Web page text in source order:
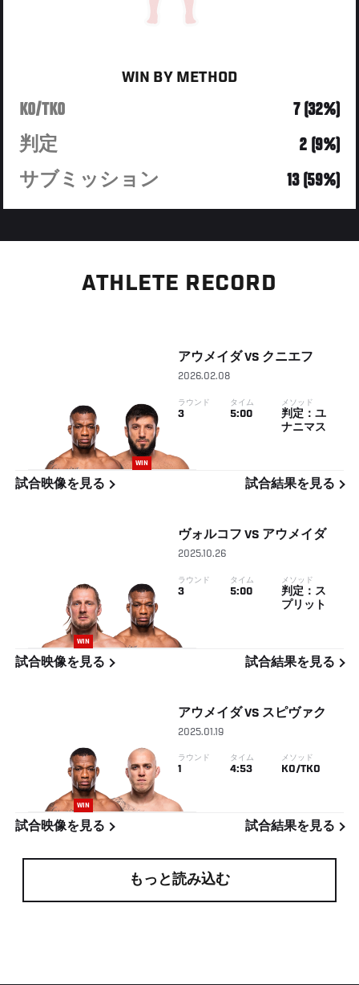
WIN BY METHOD
KO/TKO
7 (32%)
判定
2 (9%)
サブミッション
13 (59%)
ATHLETE RECORD
WIN
アウメイダ VS クニエフ
2026.02.08
ラウンド
3
タイム
5:00
メソッド
判定：ユ
ナニマス
試合映像を見る 試合結果を見る
WIN
ヴォルコフ VS アウメイダ
2025.10.26
ラウンド
3
タイム
5:00
メソッド
判定：ス
プリット
試合映像を見る 試合結果を見る
WIN
アウメイダ VS スピヴァク
2025.01.19
ラウンド
1
タイム
4:53
メソッド
KO/TKO
試合映像を見る 試合結果を見る
もっと読み込む